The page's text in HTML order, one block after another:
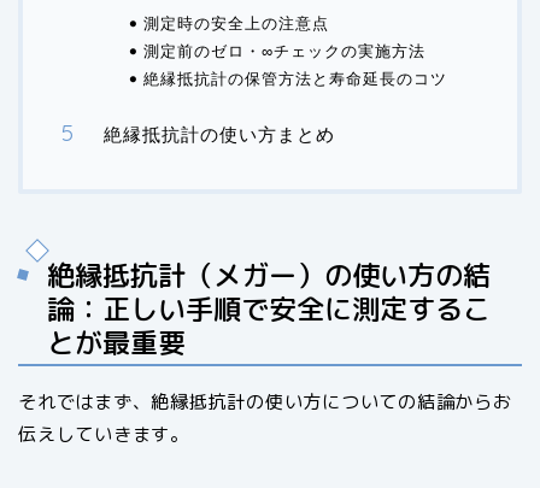
測定時の安全上の注意点
測定前のゼロ・∞チェックの実施方法
絶縁抵抗計の保管方法と寿命延長のコツ
絶縁抵抗計の使い方まとめ
絶縁抵抗計（メガー）の使い方の結
論：正しい手順で安全に測定するこ
とが最重要
それではまず、絶縁抵抗計の使い方についての結論からお
伝えしていきます。